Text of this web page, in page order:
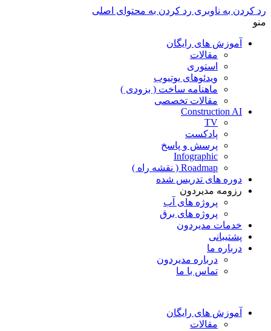
رد کردن به ناوبری رد کردن به محتوای اصلی
منو
آموزش های رایگان
مقالات
استوری
ویدئوهای یوتیوب
ماهنامه ساخت ( بزودی )
مقالات تخصصی
Construction AI
TV
پادکست
پرسش و پاسخ
Infographic
Roadmap ( نقشه راه )
دوره های تدریس شده
رزومه مدیردون
پروژه های آب
پروژه های برق
خدمات مدیردون
پشتیبانی
درباره ما
درباره مدیردون
تماس با ما
آموزش های رایگان
مقالات